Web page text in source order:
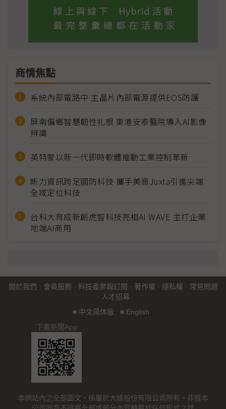
商情焦點
系統內部電路中 主晶片內部電源提供EOS防護
屏南偏鄉智慧韌性扎根 東港安泰醫院導入AI影像
辨識
英特蒙以新一代即時軟體推動工業控制革新
昕力資訊跨足國防科技 攜手美商Juxta引進尖端
全域定位科技
台科大育成新創虎智科技亮相AI WAVE 主打企業
地端AI商用
關於我們 · 會員服務 · 科技產業報訂閱 · 著作權 · 隱私權 · 常見問題
· 人才招募
■ 中文简体版 ■ English
下載新聞App
本網站內之全部圖文，係屬於大椽股份有限公司所有，非經本